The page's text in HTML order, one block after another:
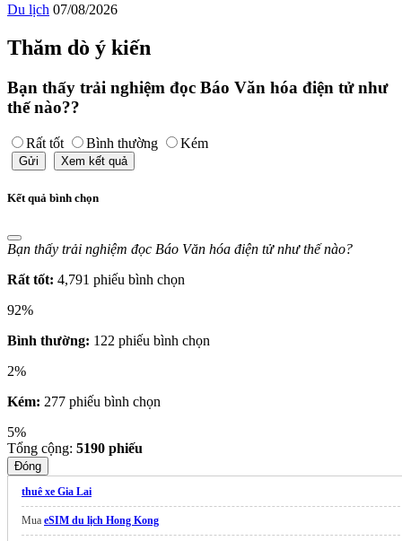
Du lịch 07/08/2026
Thăm dò ý kiến
Bạn thấy trải nghiệm đọc Báo Văn hóa điện tử như
thế nào??
Rất tốt Bình thường Kém
Gửi Xem kết quả
Kết quả bình chọn
Bạn thấy trải nghiệm đọc Báo Văn hóa điện tử như thế nào?
Rất tốt: 4,791 phiếu bình chọn
92%
Bình thường: 122 phiếu bình chọn
2%
Kém: 277 phiếu bình chọn
5%
Tổng cộng: 5190 phiếu
Đóng
thuê xe Gia Lai
Mua eSIM du lịch Hong Kong